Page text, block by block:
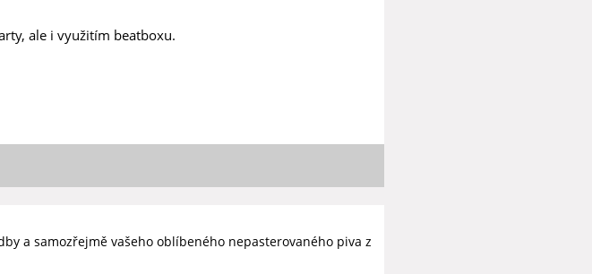
ale i využitím beatboxu.
a samozřejmě vašeho oblíbeného nepasterovaného piva z